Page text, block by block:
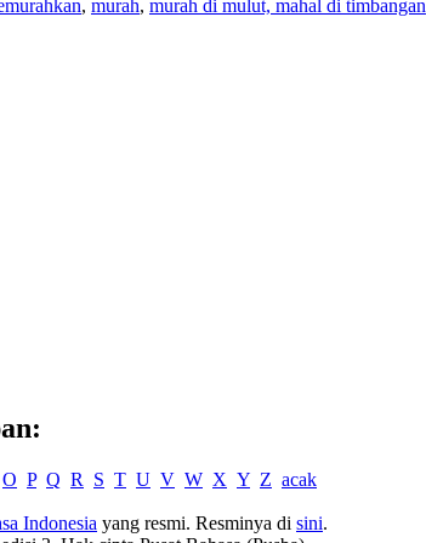
, murah, murah di mulut, mahal di timbangan
O P Q R S T U V W X Y Z acak
Indonesia yang resmi. Resminya di sini.